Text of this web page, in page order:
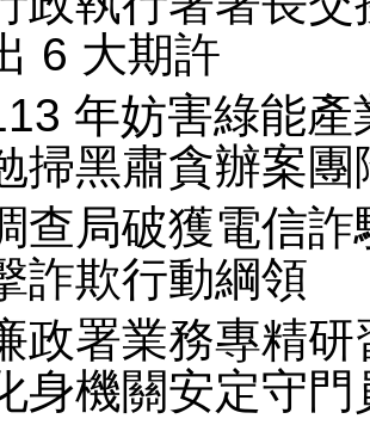
6 大期許
年妨害綠能
掃黑肅貪辦案團
查局破獲電信
詐欺行動綱領
政署業務專精
身機關安定守門